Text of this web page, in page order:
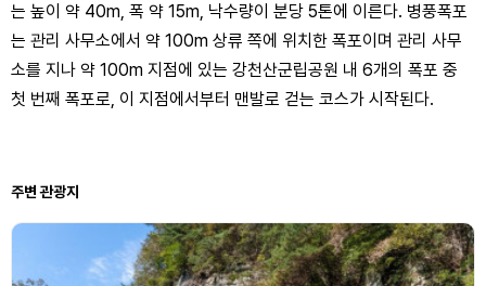
는 높이 약 40m, 폭 약 15m, 낙수량이 분당 5톤에 이른다. 병풍폭포
는 관리 사무소에서 약 100m 상류 쪽에 위치한 폭포이며 관리 사무
소를 지나 약 100m 지점에 있는 강천산군립공원 내 6개의 폭포 중
첫 번째 폭포로, 이 지점에서부터 맨발로 걷는 코스가 시작된다.
주변 관광지